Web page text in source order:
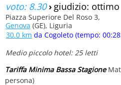
voto: 8.30› giudizio: ottimo
Piazza Superiore Del Roso 3,
Genova (GE), Liguria
30.0 km da Cogoleto (tempo:
Medio piccolo hotel: 25 letti
Tariffa Minima Bassa Stagione
persona)